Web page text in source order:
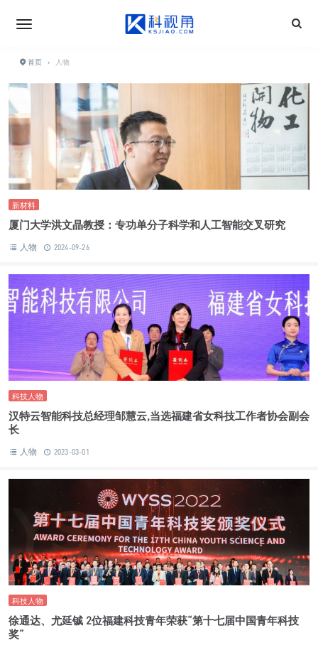
首页 › 人物
新材料
厦门大学洪文晶教授：专功单分子科学和人工智能交叉研究
人物 2024-09-26
科技人物
汉特云智能科技总经理邹慧云,当选福建省女科技工作者协会副会
长
人物 2023-03-01
科技人物
徐通达、尤延铖 2位福建科技青年荣获“第十七届中国青年科技
奖”